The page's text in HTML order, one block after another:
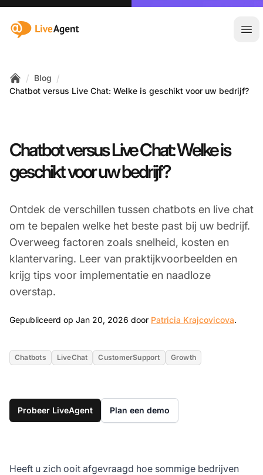
:site.title
Home
/ Blog /
Chatbot versus Live Chat: Welke is geschikt voor uw bedrijf?
Chatbot versus Live Chat: Welke is
geschikt voor uw bedrijf?
Ontdek de verschillen tussen chatbots en live chat
om te bepalen welke het beste past bij uw bedrijf.
Overweeg factoren zoals snelheid, kosten en
klantervaring. Leer van praktijkvoorbeelden en
krijg tips voor implementatie en naadloze
overstap.
Gepubliceerd op Jan 20, 2026 door Patricia Krajcovicova.
Chatbots LiveChat CustomerSupport Growth
Probeer LiveAgent Plan een demo
Heeft u zich ooit afgevraagd hoe sommige bedrijven